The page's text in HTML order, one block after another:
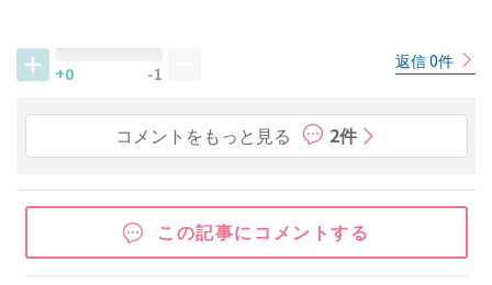
+0 -1
返信 0件
コメントをもっと見る 2件
この記事にコメントする